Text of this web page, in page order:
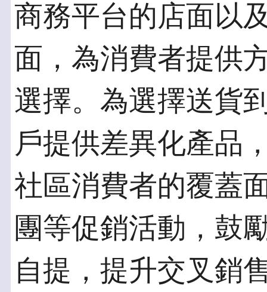
商務平台的店面以
面，為消費者提供
選擇。為選擇送貨
戶提供差異化產品
社區消費者的覆蓋
團等促銷活動，鼓
自提，提升交叉銷